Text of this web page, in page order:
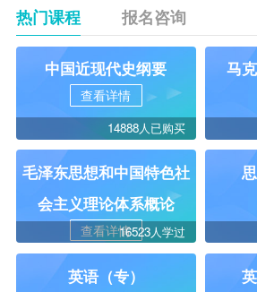
热门课程 报名咨询
中国近现代史纲要
查看详情
14888人已购买
马
毛泽东思想和中国特色社
会主义理论体系概论
查看详情16523人学过
英语（专）